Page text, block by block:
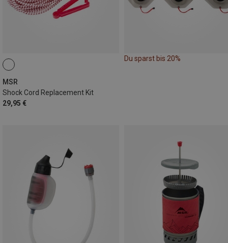
MSR
Shock Cord Replacement Kit
29,95 €
Du sparst bis 20%